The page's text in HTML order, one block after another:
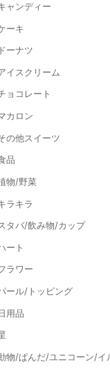
ャンディー
ーキ
ドーナツ
イスクリーム
ョコレート
カロン
の他スイーツ
品
物/野菜
ラキラ
タバ/飲み物/カップ
ート
ラワー
ール/トッピング
用品
物/ぱんだ/ユニコーン/イ